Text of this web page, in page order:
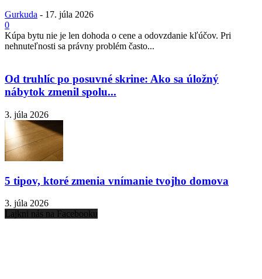
Gurkuda - 17. júla 2026
0
Kúpa bytu nie je len dohoda o cene a odovzdanie kľúčov. Pri
nehnuteľnosti sa právny problém často...
Od truhlíc po posuvné skrine: Ako sa úložný
nábytok zmenil spolu...
3. júla 2026
5 tipov, ktoré zmenia vnímanie tvojho domova
3. júla 2026
Lajkni nás na Facebooku